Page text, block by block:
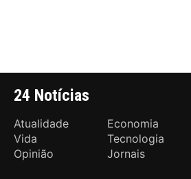
24 Notícias
Atualidade Economia
Vida
Tecnologia
Opinião
Jornais